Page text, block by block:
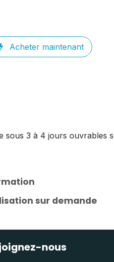
Acheter maintenant
sous 3 à 4 jours ouvrables
sur demande
nous